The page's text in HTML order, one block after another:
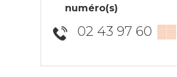
numéro(s)
02 43 97 60 ▒▒